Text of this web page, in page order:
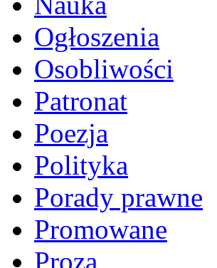
Ogłoszenia
Osobliwości
Patronat
Poezja
Polityka
Porady prawne
Promowane
Proza